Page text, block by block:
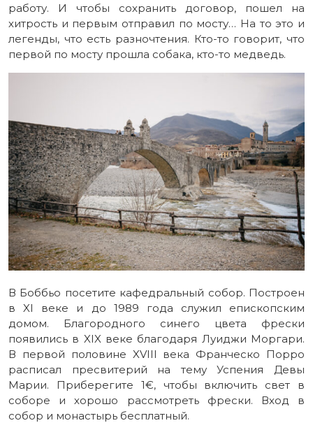
работу. И чтобы сохранить договор, пошел на
хитрость и первым отправил по мосту… На то это и
легенды, что есть разночтения. Кто-то говорит, что
первой по мосту прошла собака, кто-то медведь.
В Боббьо посетите кафедральный собор. Построен
в XI веке и до 1989 года служил епископским
домом. Благородного синего цвета фрески
появились в XIX веке благодаря Луиджи Моргари.
В первой половине XVIII века Франческо Порро
расписал пресвитерий на тему Успения Девы
Марии. Приберегите 1€, чтобы включить свет в
соборе и хорошо рассмотреть фрески. Вход в
собор и монастырь бесплатный.